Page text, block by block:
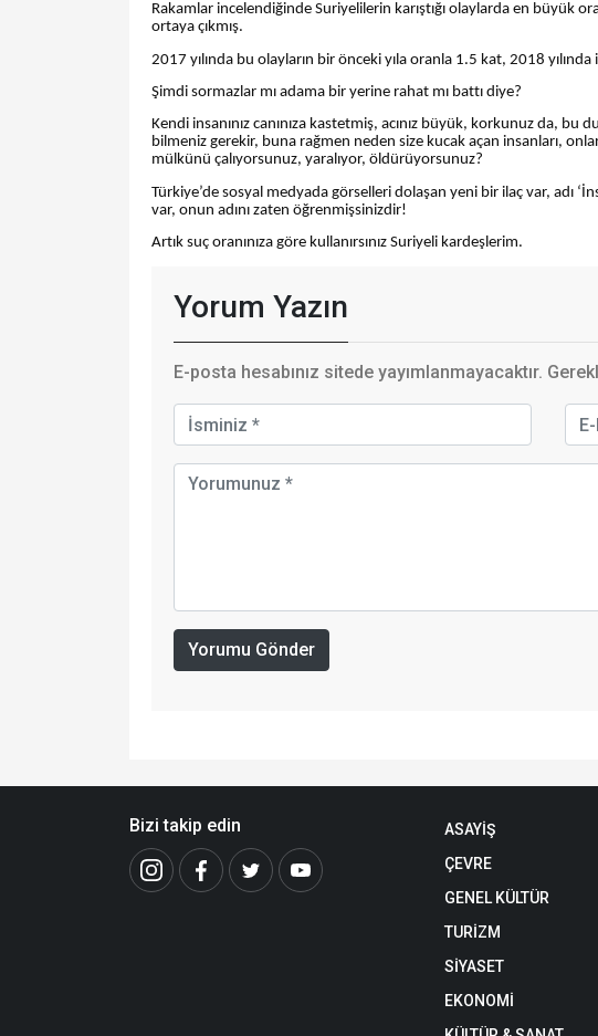
Rakamlar incelendiğinde Suriyelilerin karıştığı olaylarda en büyük
ortaya çıkmış.
2017 yılında bu olayların bir önceki yıla oranla 1.5 kat, 2018
Şimdi sormazlar mı adama bir yerine rahat mı battı diye?
Kendi insanınız canınıza kastetmiş, acınız büyük, korkunuz da,
bilmeniz gerekir, buna rağmen neden size kucak açan insanları,
mülkünü çalıyorsunuz, yaralıyor, öldürüyorsunuz?
Türkiye’de sosyal medyada görselleri dolaşan yeni bir ilaç var, adı
var, onun adını zaten öğrenmişsinizdir!
Artık suç oranınıza göre kullanırsınız Suriyeli kardeşlerim.
Yorum Yazın
E-posta hesabınız sitede yayımlanmayacaktır.
Yorumu Gönder
Bizi takip edin
ASAYİŞ
ÇEVRE
GENEL KÜLTÜR
TURİZM
SİYASET
EKONOMİ